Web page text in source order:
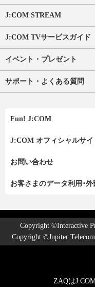
J:COM STREAM
J:COM TVサービスガイド
イベント・プレゼント
サポート・よくある質問
Fun! J:COM
J:COM オフィシャルサイ
お問い合わせ
お客さまのデータ利用･
Copyright ©Interactive
Copyright ©Jupiter
ZAQは